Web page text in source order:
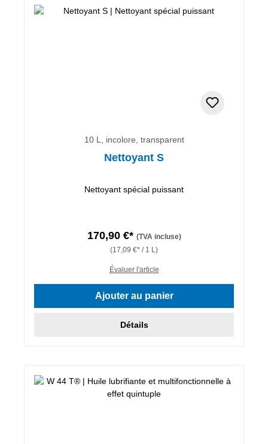
10 L, incolore, transparent
Nettoyant S
Nettoyant spécial puissant
170,90 €* (TVA incluse)
(17,09 €* / 1 L)
Évaluer l'article
Ajouter au panier
Détails